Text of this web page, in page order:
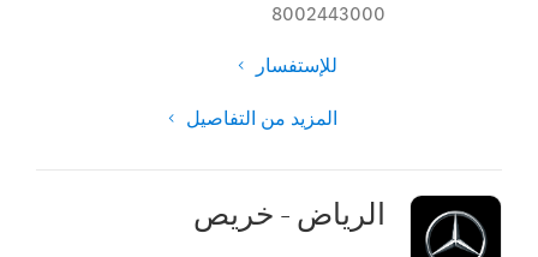
8002443000
للإستفسار
المزيد من التفاصيل
الرياض – خريص